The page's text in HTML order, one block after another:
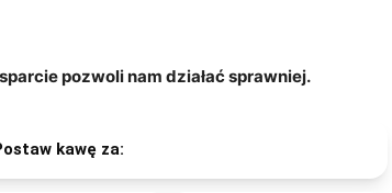
pozwoli nam działać sprawniej.
kawę za: